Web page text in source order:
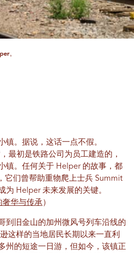
。
镇。据说，这话一点不假。
最初是铁路公司为员工建造的，
镇。任何关于 Helper 的故事，都
它们曾帮助重物爬上士兵 Summit
为 Helper 未来发展的关键。
奢华与传承）
到旧金山的加州微风号列车沿线的
这样的当地居民长期以来一直利
州的短途一日游，但如今，该镇正